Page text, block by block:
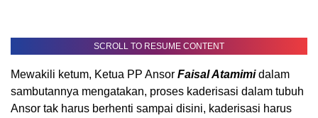
SCROLL TO RESUME CONTENT
Mewakili ketum, Ketua PP Ansor Faisal Atamimidalam
sambutannya mengatakan, proses kaderisasi dalam tubuh
Ansor tak harus berhenti sampai disini, kaderisasi harus